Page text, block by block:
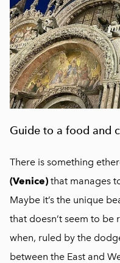
Guide to a food and
There is something
(Venice) that manages
Maybe it’s the unique
that doesn’t seem to be
when, ruled by the
between the East and